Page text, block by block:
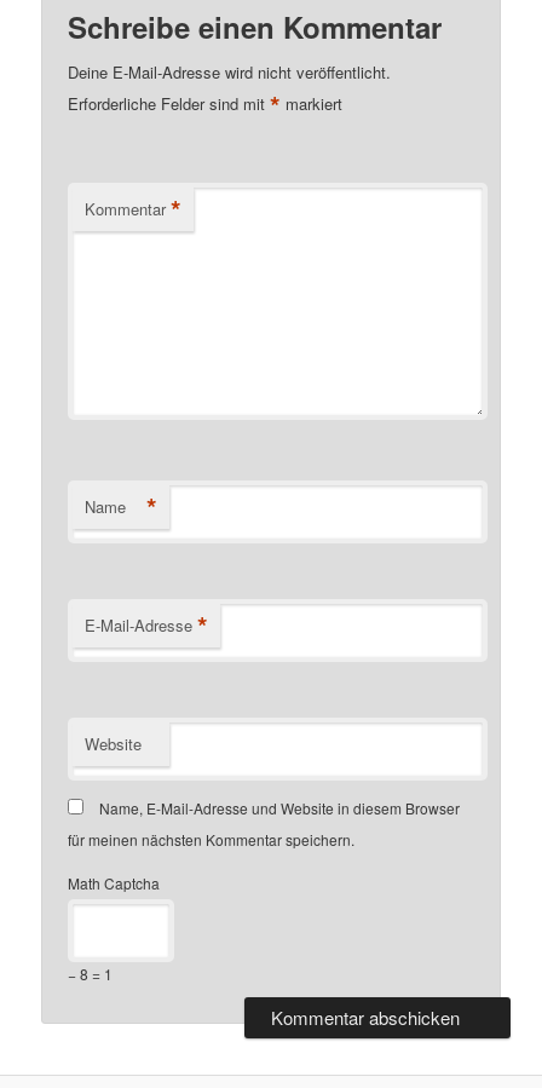
Schreibe einen Kommentar
Deine E-Mail-Adresse wird nicht veröffentlicht.
Erforderliche Felder sind mit* markiert
Kommentar *
Name *
E-Mail-Adresse *
Website
Name, E-Mail-Adresse und Website in diesem Browser
für meinen nächsten Kommentar speichern.
Math Captcha
− 8 = 1